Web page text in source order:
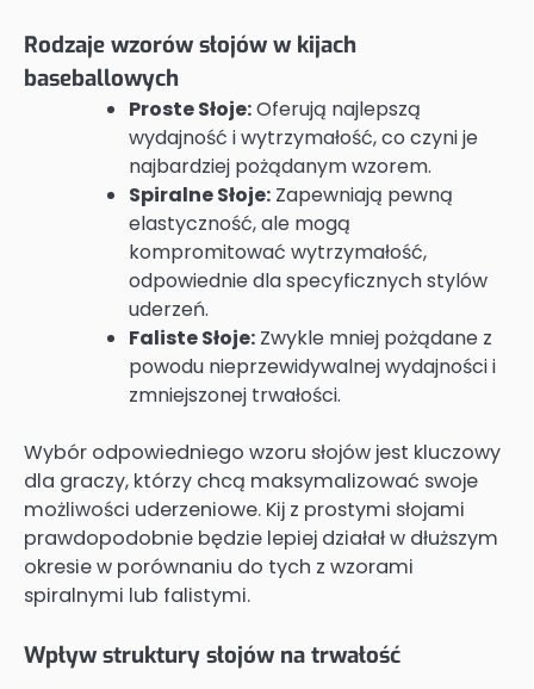
Rodzaje wzorów słojów w kijach
baseballowych
Proste Słoje:Oferują najlepszą
wydajność i wytrzymałość, co czyni je
najbardziej pożądanym wzorem.
Spiralne Słoje: Zapewniają pewną
elastyczność, ale mogą
kompromitować wytrzymałość,
odpowiednie dla specyficznych stylów
uderzeń.
Faliste Słoje: Zwykle mniej pożądane z
powodu nieprzewidywalnej wydajności i
zmniejszonej trwałości.
Wybór odpowiedniego wzoru słojów jest kluczowy
dla graczy, którzy chcą maksymalizować swoje
możliwości uderzeniowe. Kij z prostymi słojami
prawdopodobnie będzie lepiej działał w dłuższym
okresie w porównaniu do tych z wzorami
spiralnymi lub falistymi.
Wpływ struktury słojów na trwałość